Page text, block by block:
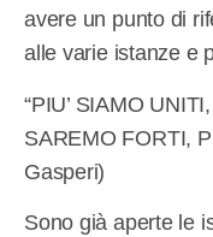
avere un punto di
alle varie istanze e
“PIU’ SIAMO
SAREMO FORTI,
Gasperi)
Sono già aperte le